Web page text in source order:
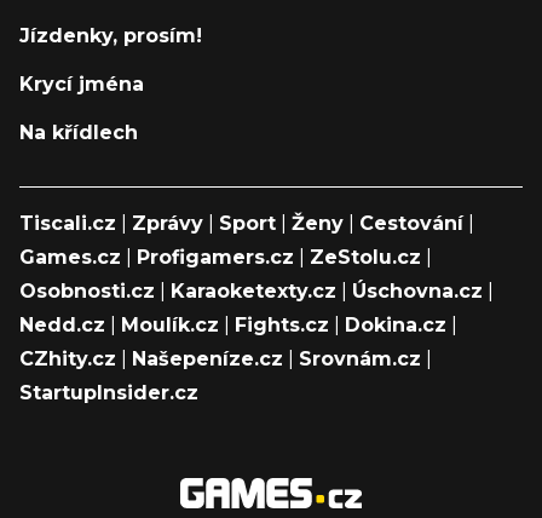
Jízdenky, prosím!
Krycí jména
Na křídlech
Tiscali.cz Zprávy Sport Ženy Cestování|
Games.cz
Profigamers.cz ZeStolu.cz
Osobnosti.cz
Karaoketexty.cz Úschovna.cz
Nedd.cz
Moulík.cz Fights.cz Dokina.cz
CZhity.cz
Našepeníze.cz Srovnám.cz
StartupInsider.cz